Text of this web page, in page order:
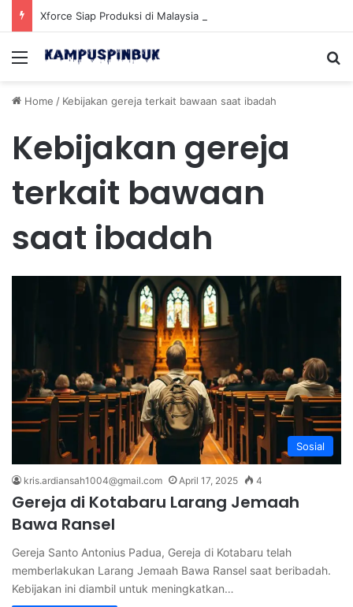
Menu
Home / Kebijakan gereja terkait bawaan saat ibadah
Kebijakan gereja
terkait bawaan
saat ibadah
Sosial
kris.ardiansah1004@gmail.com April 17, 2025 4
Gereja di Kotabaru Larang Jemaah
Bawa Ransel
Gereja Santo Antonius Padua, Gereja di Kotabaru telah
memberlakukan Larang Jemaah Bawa Ransel saat beribadah.
Kebijakan ini diambil untuk meningkatkan…